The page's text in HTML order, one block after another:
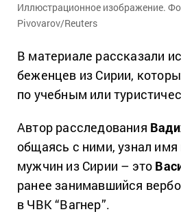
Иллюстрационное изображение.
Pivovarov/Reuters
В материале рассказали
беженцев из Сирии,
по учебным или
Автор расследования
общаясь с ними, узнал
мужчин из Сирии – это
ранее занимавшийся
в ЧВК “Вагнер”.